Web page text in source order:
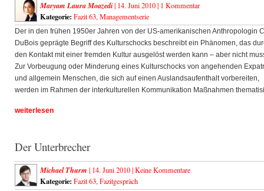
Maryam Laura Moazedi| 14. Juni 2010 | 1 Kommentar
Kategorie: Fazit 63, Managementserie
Der in den frühen 1950er Jahren von der US-amerikanischen Anthropologin
DuBois geprägte Begriff des Kulturschocks beschreibt ein Phänomen, das
den Kontakt mit einer fremden Kultur ausgelöst werden kann – aber nicht
Zur Vorbeugung oder Minderung eines Kulturschocks von angehenden
und allgemein Menschen, die sich auf einen Auslandsaufenthalt vorbereiten,
werden im Rahmen der interkulturellen Kommunikation Maßnahmen
weiterlesen
Der Unterbrecher
Michael Thurm | 14. Juni 2010 |Keine Kommentare
Kategorie: Fazit 63, Fazitgespräch